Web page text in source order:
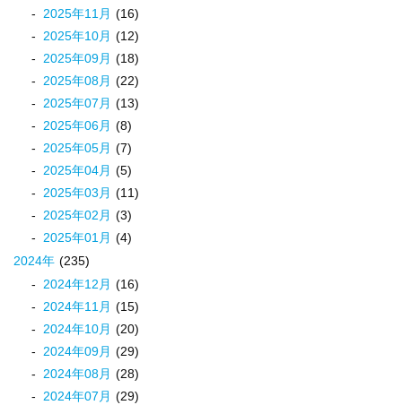
2025年11 月 (16)
2025年10月 (12)
2025年09月 (18)
2025年08月 (22)
2025年07 月 (13)
2025年06月 (8)
2025年05月 (7)
2025年04月 (5)
2025年03 月 (11)
2025年02 月 (3)
2025年01 月 (4)
2024年 (235)
2024年12 月 (16)
2024年11 月 (15)
2024年10月 (20)
2024年09月 (29)
2024年08月 (28)
2024年07 月 (29)